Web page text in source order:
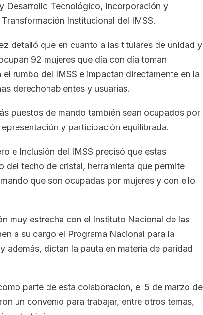
Desarrollo Tecnológico, Incorporación y
Institucional del IMSS.
detalló que en cuanto a las titulares de unidad y
92 mujeres que día con día toman
rumbo del IMSS e impactan directamente en la
derechohabientes y usuarias.
puestos de mando también sean ocupados por
y participación equilibrada.
e Inclusión del IMSS precisó que estas
del techo de cristal, herramienta que permite
que son ocupadas por mujeres y con ello
muy estrecha con el Instituto Nacional de las
a su cargo el Programa Nacional para la
además, dictan la pauta en materia de paridad
parte de esta colaboración, el 5 de marzo de
un convenio para trabajar, entre otros temas,